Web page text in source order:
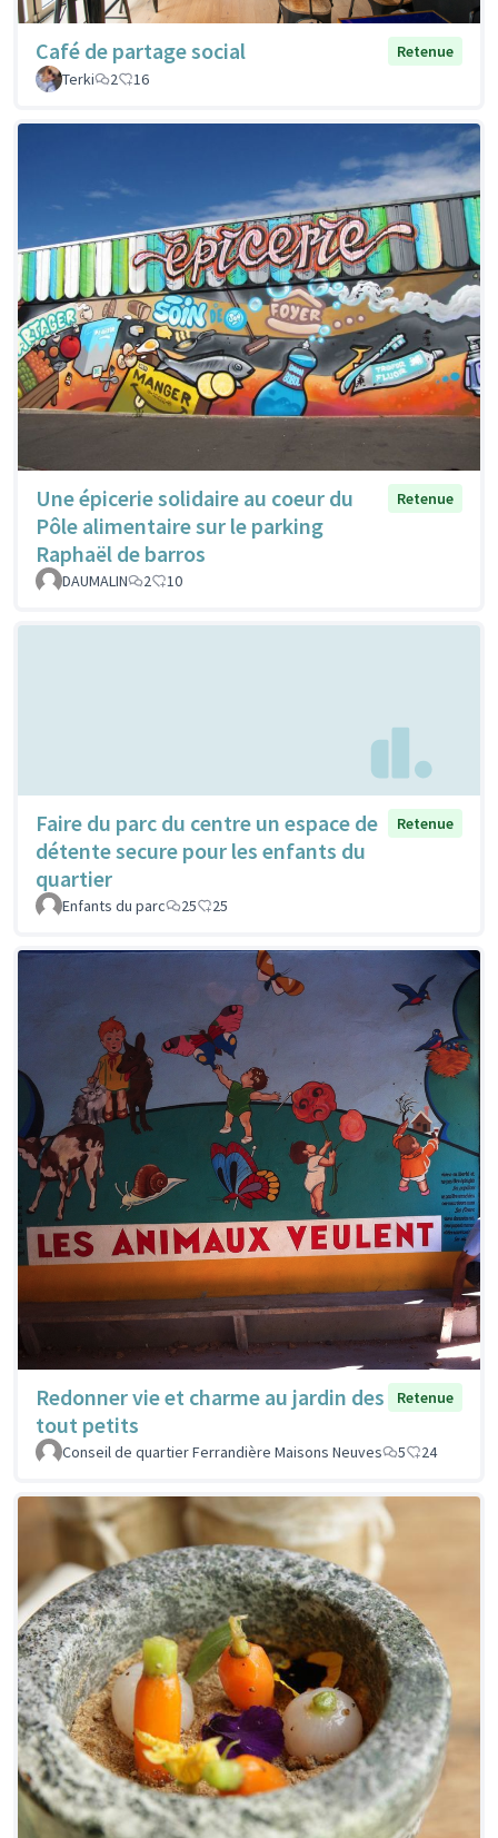
Café de partage social
Retenue
Terki
2 16
Une épicerie solidaire au coeur du
Pôle alimentaire sur le parking
Raphaël de barros
Retenue
DAUMALIN 2 10
Faire du parc du centre un espace de
détente secure pour les enfants du
quartier
Retenue
Enfants du parc 25 25
Redonner vie et charme au jardin des
tout petits
Retenue
Conseil de quartier Ferrandière Maisons Neuves 5 24